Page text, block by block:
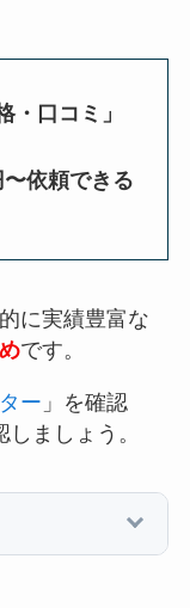
・口コミ」
依頼できる
に実績豊富な
です。
ー 」を確認
しましょう。